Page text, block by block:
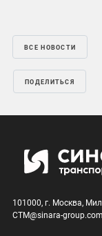
ВСЕ НОВОСТИ
ПОДЕЛИТЬСЯ
101000, г. Москва,
CTM@sinara-group.com